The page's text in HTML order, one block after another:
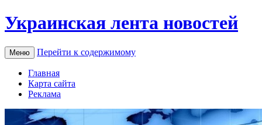
Украинская лента новостей
Меню Перейти к содержимому
Главная
Карта сайта
Реклама